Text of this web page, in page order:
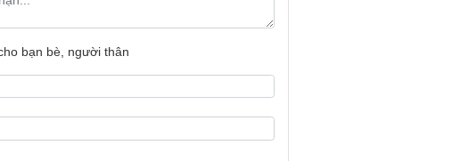
luôn sạch bóng sau thời gian sử dụng.
đáp ứng phong cách và sở thích của
lý. Người dùng có thể thao tác dễ dàng,
bạn bè, người thân